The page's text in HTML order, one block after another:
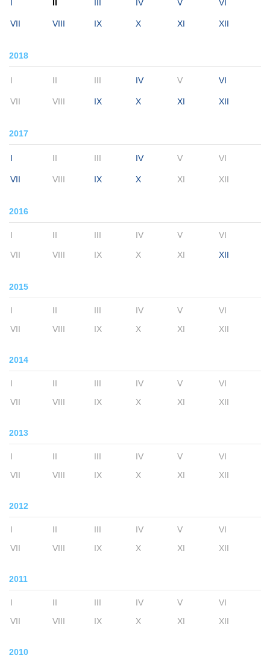
IV V VI
VII VIII IX X XI XII
2018
I II III IV V VI
VII VIII IX X XI XII
2017
I II III IV V VI
VII VIII IX X XI XII
2016
I II III IV V VI
VII VIII IX X XI XII
2015
I II III IV V
VI
VII
VIII IX X XI XII
2014
I II III IV V
VI
VII
VIII IX X XI XII
2013
I II III IV V
VI
VII
VIII IX X XI XII
2012
I II III IV V
VI
VII
VIII IX X XI XII
2011
I II III IV V
VI
VII
VIII IX X XI XII
2010